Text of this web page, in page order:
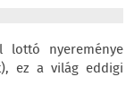
lottó nyereménye
ez a világ eddigi